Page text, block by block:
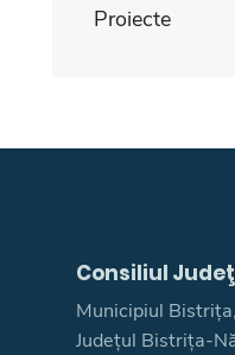
Proiecte
Consiliul
Municipiul
Județul Bistrița-